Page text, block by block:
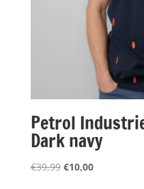
Petrol
Dark navy
€39,99 Oorspronkelijke
€10,00Huidige